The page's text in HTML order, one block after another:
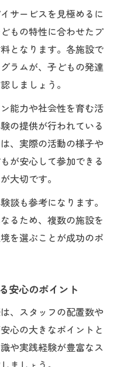
サービスを見極めるに
もの特性に合わせたプ
となります。各施設で
ラムが、子どもの発達
しましょう。
能力や社会性を育む活
の提供が行われている
、実際の活動の様子や
が安心して参加できる
大切です。
談も参考になります。
るため、複数の施設を
を選ぶことが成功のポ
安心のポイント
、スタッフの配置数や
心の大きなポイントと
や実践経験が豊富なス